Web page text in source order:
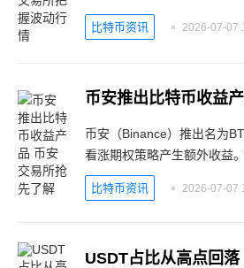
比特币资讯 2026-07-07
币安推出比特币收益
币安（Binance）推出名为
看涨期权策略产生额外收益
比特币资讯 2026-07-07
USDT占比从高点回